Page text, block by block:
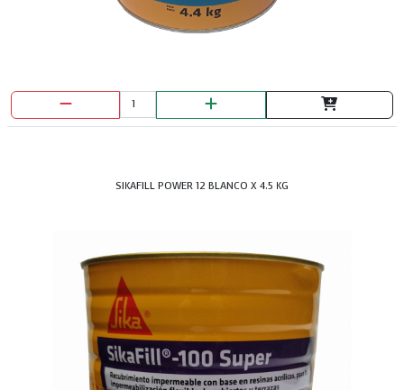
SIKAFILL POWER 12 BLANCO X 4.5 KG